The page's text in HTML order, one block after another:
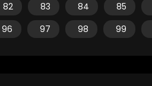
82 83 84 85
96 97 98 99